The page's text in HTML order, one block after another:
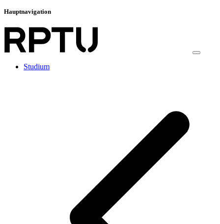
Hauptnavigation
Studium